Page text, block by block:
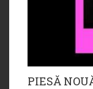
PIESĂ